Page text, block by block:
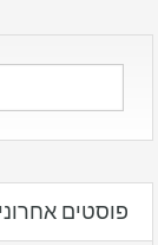
פוסטים